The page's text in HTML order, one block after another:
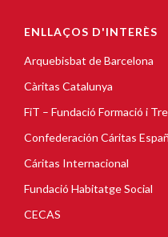
ENLLAÇOS D'INTERÈS
Arquebisbat de Barcelona
Càritas Catalunya
FiT – Fundació Formació i
Confederación Cáritas
Cáritas Internacional
Fundació Habitatge Social
CECAS